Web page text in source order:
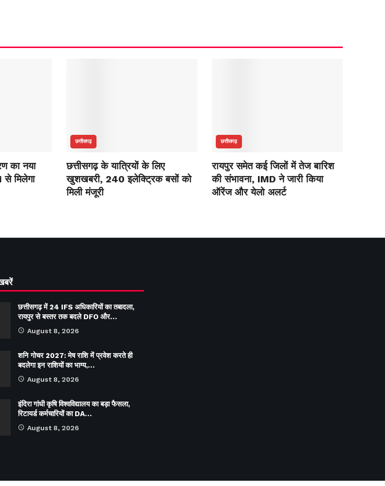
का नया
मिलेगा
छत्तीसगढ़
छत्तीसगढ़ के यात्रियों के लिए
खुशखबरी, 240 इलेक्ट्रिक बसों को
मिली मंजूरी
छत्तीसगढ़
रायपुर समेत कई जिलों में तेज बारिश
की संभावना, IMD ने जारी किया
ऑरेंज और येलो अलर्ट
छत्तीसगढ़ में 24 IFS अधिकारियों का तबादला,
रायपुर से बस्तर तक बदले DFO और…
August 8, 2026
शनि गोचर 2027: मेष राशि में प्रवेश करते ही
बदलेगा इन राशियों का भाग्य,…
August 8, 2026
इंदिरा गांधी कृषि विश्वविद्यालय का बड़ा फैसला,
रिटायर्ड कर्मचारियों का DA…
August 8, 2026